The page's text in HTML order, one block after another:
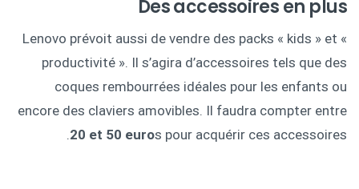
Des accessoires en plus
Lenovo prévoit aussi de vendre des packs « kids » et «
productivité ». Il s’agira d’accessoires tels que des
coques rembourrées idéales pour les enfants ou
encore des claviers amovibles. Il faudra compter entre
20 et 50 euros pour acquérir ces accessoires.